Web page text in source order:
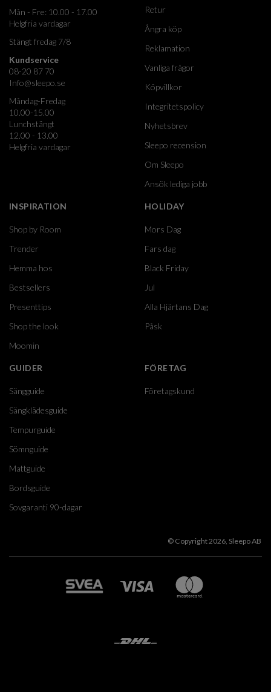
Mån - Fre: 10.00 - 17.00
Helgfria vardagar
Stängt fredag 7/8
Kundservice
08-20 87 70
Info@sleepo.se
Måndag-Fredag
10.00-15.00
Lunchstängt
12.00 - 13.00
Helgfria vardagar
Retur
Ångra köp
Reklamation
Vanliga frågor
Köpvillkor
Integritetspolicy
Nyhetsbrev
Sleepo recension
Om Sleepo
Ansök lediga jobb
INSPIRATION
Shop by Room
Trender
Hemma hos
Bestsellers
Presenttips
Shop the look
Moomin
HOLIDAY
Mors Dag
Fars dag
Black Friday
Jul
Alla Hjärtans Dag
Påsk
GUIDER
Sängguide
Sängklädesguide
Tempurguide
Sömnguide
Mattguide
Bordsguide
Sovgaranti 90-dagar
FÖRETAG
Företagskund
© Copyright 2026, Sleepo AB